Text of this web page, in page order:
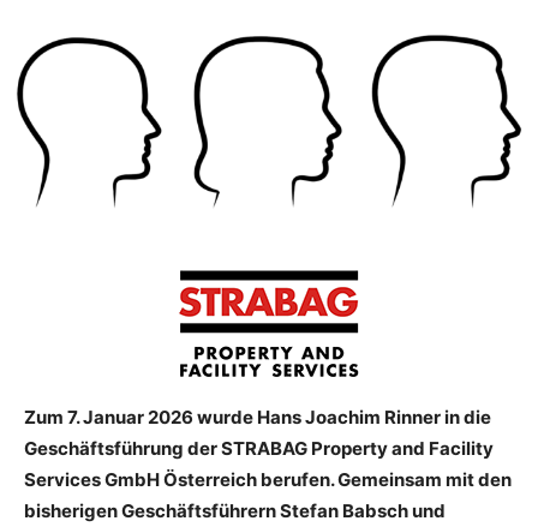
Zum 7. Januar 2026 wurde Hans Joachim Rinner in die
Geschäftsführung der STRABAG Property and Facility
Services GmbH Österreich berufen. Gemeinsam mit den
bisherigen Geschäftsführern Stefan Babsch und